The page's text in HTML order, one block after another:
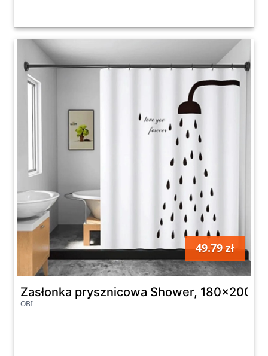
49.79 zł
szt
Zasłonka prysznicowa Shower, 180x200
OBI